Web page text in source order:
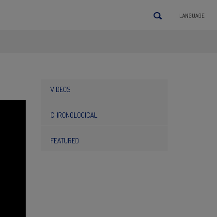
LANGUAGE
VIDEOS
CHRONOLOGICAL
FEATURED